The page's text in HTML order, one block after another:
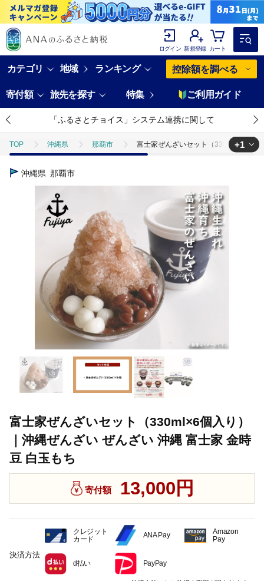
ログイン 新規登録 カート
カテゴリ 地域 ランキング 控除額を調べる
寄付額 旅先を探す 特集 ご利用ガイド
「ふるさとチョイス」システム連携に関して
TOP 沖縄県 那覇市 富士家ぜんざいセット（330ml×6個入
TOP
+1
沖縄県 那覇市
富士家ぜんざいセット（330ml×6個入り）
｜沖縄ぜんざい ぜんざい 沖縄 富士家 金時
豆 白玉もち
寄付額 13,000円
決済方法
クレジット
カード
ANA Pay
Amazon
Pay
d払い PayPay